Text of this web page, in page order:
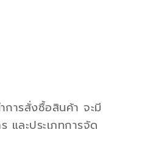
การสั่งซื้อสินค้า จะมี
และประเภทการจัด